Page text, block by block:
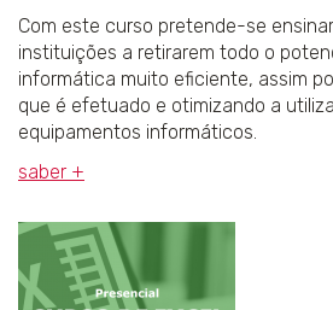
Com este curso pretende-se
instituições a retirarem todo o
informática muito eficiente, assim
que é efetuado e otimizando a
equipamentos informáticos.
saber +